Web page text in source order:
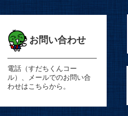
お問い合わせ
電話（すだちくんコー
ル）、メールでのお問い合
わせはこちらから。